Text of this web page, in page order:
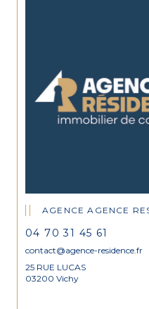
AGENCE AGENCE
04 70 31 45 61
contact@agence-residence.fr
25 RUE LUCAS
03200 Vichy